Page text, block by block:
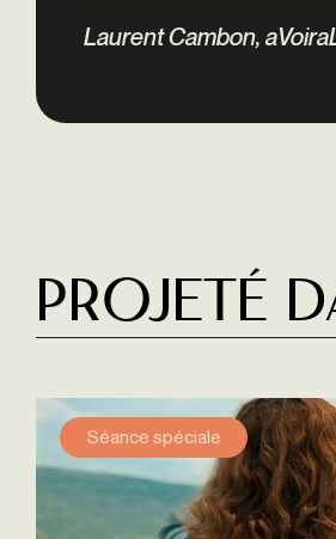
Laurent Cambon,
Projeté
Séance spéciale